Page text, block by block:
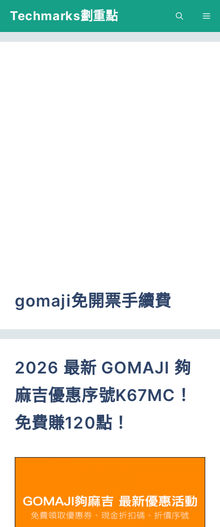
跳
主
Techmarks劃重點
gomaji免開票手續費
2026 最新 GOMAJI 夠
麻吉優惠序號K67MC！
免費賺120點！